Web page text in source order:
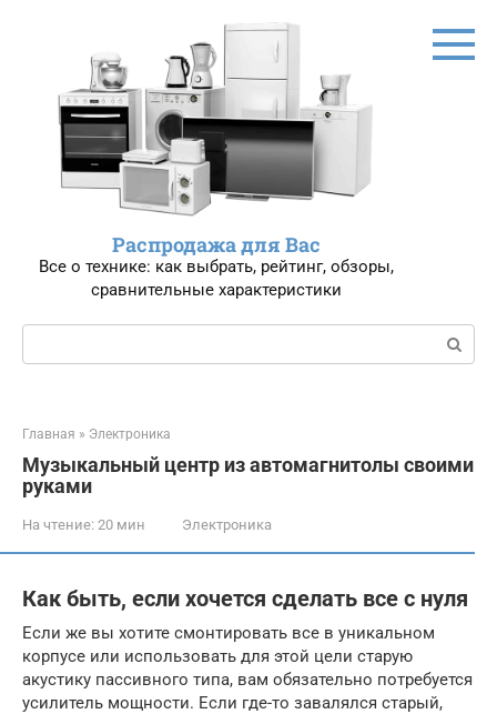
Распродажа для Вас
Все о технике: как выбрать, рейтинг, обзоры,
сравнительные характеристики
Поиск:
Главная » Электроника
Музыкальный центр из автомагнитолы своими
руками
На чтение: 20 мин Электроника
Как быть, если хочется сделать все с нуля
Если же вы хотите смонтировать все в уникальном
корпусе или использовать для этой цели старую
акустику пассивного типа, вам обязательно потребуется
усилитель мощности. Если где-то завалялся старый,